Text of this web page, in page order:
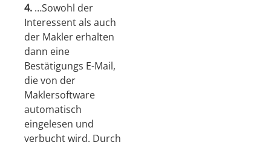
4. …Sowohl der
Interessent als auch
der Makler erhalten
dann eine
Bestätigungs E-Mail,
die von der
Maklersoftware
automatisch
eingelesen und
verbucht wird. Durch